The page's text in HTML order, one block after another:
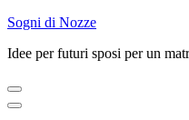
Skip
content
Enter)
Sogni di Nozze
Idee per futuri sposi per un